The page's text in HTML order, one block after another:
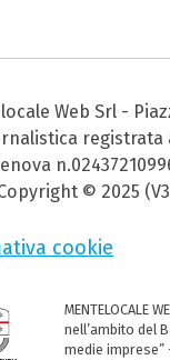
Web Srl -
registrata
© 2025
cookie
nell’ambito del
medie imprese”